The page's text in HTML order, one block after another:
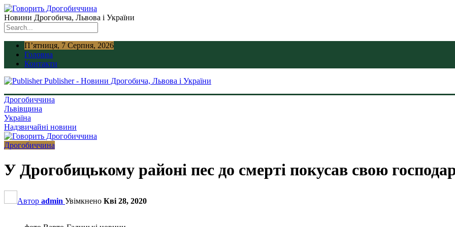
Новини Дрогобича, Львова і України
П’ятниця, 7 Серпня, 2026
Головна
Контакти
Publisher - Новини Дрогобича, Львова і України
Дрогобиччина
Львівщина
Україна
Надзвичайні новини
Дрогобиччина
У Дрогобицькому районі пес до смерті покусав свою
Автор admin Увімкнено Кві 28, 2020